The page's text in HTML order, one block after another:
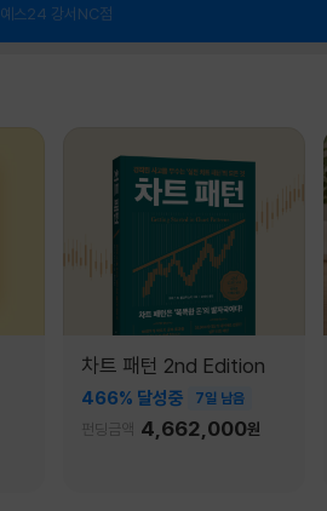
예스24 강서NC점
차트 패턴 2nd Edition
466% 달성중 7일 남음
펀딩금액 4,662,000원